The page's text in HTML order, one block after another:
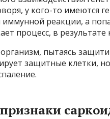
у кого-то имеются
реакции, а
процесс, в
организм, пытаясь
защитные клетки,